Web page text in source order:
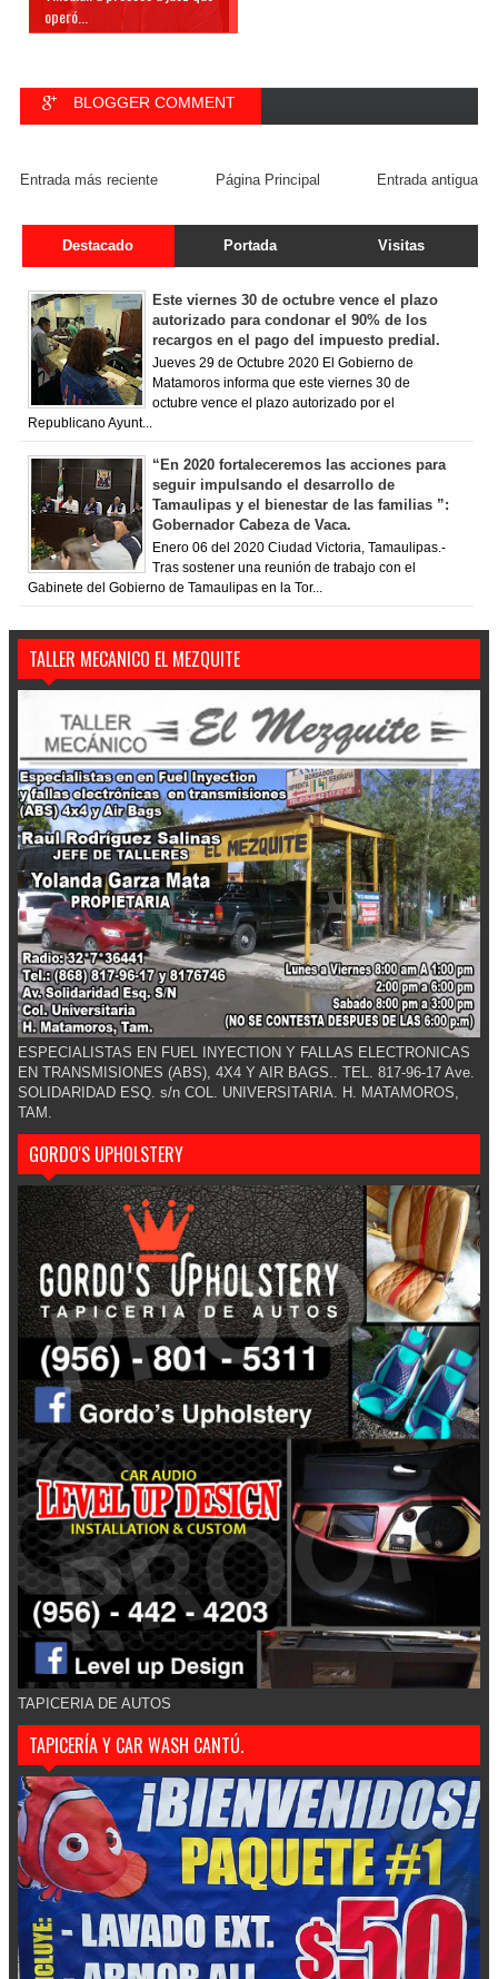
operó...
BLOGGER COMMENT
Entrada más reciente Entrada antigua
Página Principal
Destacado Portada Visitas
Este viernes 30 de octubre vence el plazo
autorizado para condonar el 90% de los
recargos en el pago del impuesto predial.
Jueves 29 de Octubre 2020 El Gobierno de
Matamoros informa que este viernes 30 de
octubre vence el plazo autorizado por el
Republicano Ayunt...
“En 2020 fortaleceremos las acciones para
seguir impulsando el desarrollo de
Tamaulipas y el bienestar de las familias ”:
Gobernador Cabeza de Vaca.
Enero 06 del 2020 Ciudad Victoria, Tamaulipas.-
Tras sostener una reunión de trabajo con el
Gabinete del Gobierno de Tamaulipas en la Tor...
TALLER MECANICO EL MEZQUITE
ESPECIALISTAS EN FUEL INYECTION Y FALLAS ELECTRONICAS
EN TRANSMISIONES (ABS), 4X4 Y AIR BAGS.. TEL. 817-96-17 Ave.
SOLIDARIDAD ESQ. s/n COL. UNIVERSITARIA. H. MATAMOROS,
TAM.
GORDO'S UPHOLSTERY
TAPICERIA DE AUTOS
TAPICERÍA Y CAR WASH CANTÚ.